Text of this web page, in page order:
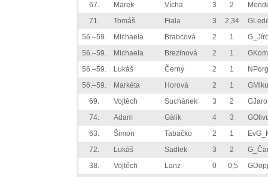
67.
Marek Vícha 3 2
71.
Tomáš Fiala 3 2,34
56.–59.
Michaela Brabcová 2 1
56.–59.
Michaela Brezinová 2 1
56.–59.
Lukáš Černý 2 1
NPorg
56.–59.
Markéta Horová 2 1
69.
Vojtěch Suchánek 3 2
74.
Adam Gálik 4 3
63.
Šimon Tabačko 2 1
72.
Lukáš Sadlek 3 2
38.
Vojtěch Lanz 0 -0,5